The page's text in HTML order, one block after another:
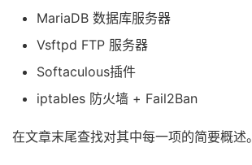
MariaDB 数据库服务器
Vsftpd FTP 服务器
Softaculous插件
iptables 防火墙 + Fail2Ban
在文章末尾查找对其中每一项的简要概述。